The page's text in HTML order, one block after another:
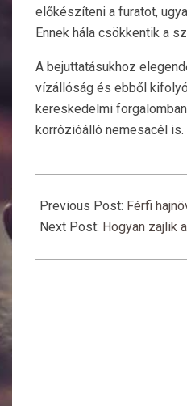
előkészíteni a furatot,
Ennek hála csökkentik a
A bejuttatásukhoz
vízállóság és ebből
kereskedelmi
korrózióálló nemesacél is.
03-
21
Previous Post: Férfi
Next Post: Hogyan zajlik